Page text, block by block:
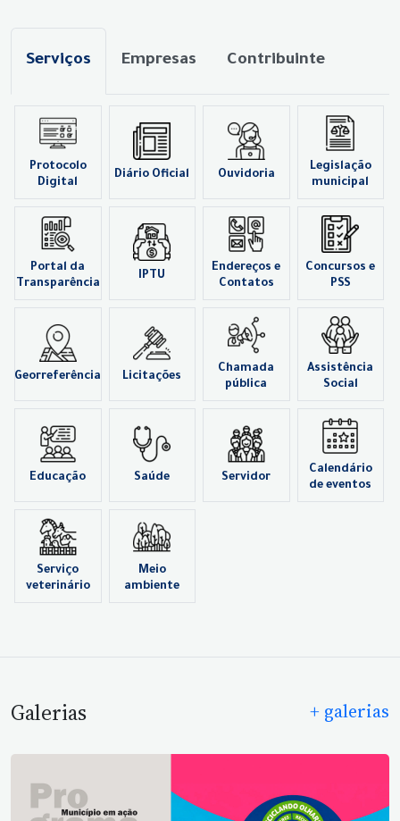
Serviços Empresas Contribuinte
Protocolo
Digital
Diário Oficial Ouvidoria
Legislação
municipal
Portal da
Transparência
IPTU
Endereços e
Contatos
Concursos e
PSS
Georreferência Licitações
Chamada
pública
Assistência
Social
Educação Saúde Servidor
Calendário
de eventos
Serviço
veterinário
Meio
ambiente
Galerias + galerias